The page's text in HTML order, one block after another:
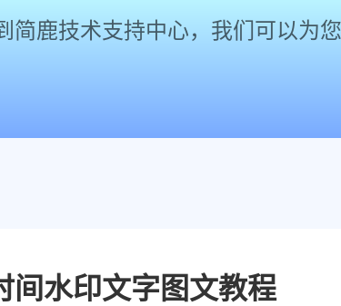
简鹿技术支持中心，我们可以为
间水印文字图文教程